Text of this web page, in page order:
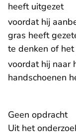
heeft uitgezet
voordat hij
gras heeft
te denken of
voordat hij naar
handschoenen
​Geen opdracht
Uit het